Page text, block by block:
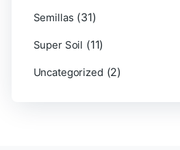
Semillas (31)
Super Soil (11)
Uncategorized (2)